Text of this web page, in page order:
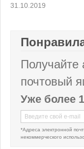
31.10.2019
почтовый
Уже более
*Адреса электронной
некоммерческого